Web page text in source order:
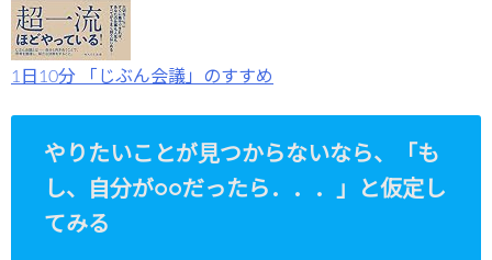
1日10分 「じぶん会議」のすすめ
やりたいことが見つからないなら、「も
し、自分が○○だったら．．．」と仮定し
てみる